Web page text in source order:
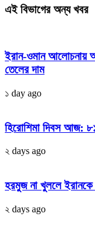
এই বিভাগের অন্য খবর
ইরান-ওমান আলোচনায়
তেলের দাম
১ day ago
হিরোশিমা দিবস আজ:
২ days ago
হরমুজ না খুললে
২ days ago